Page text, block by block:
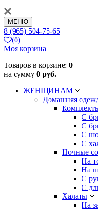
МЕНЮ
8 (965) 504-75-65
(0)
Моя корзина
Товаров в корзине: 0
на сумму 0 руб.
ЖЕНЩИНАМ
Домашняя
С
С
С
С
Ночные
На
На
С
С
Халаты
На